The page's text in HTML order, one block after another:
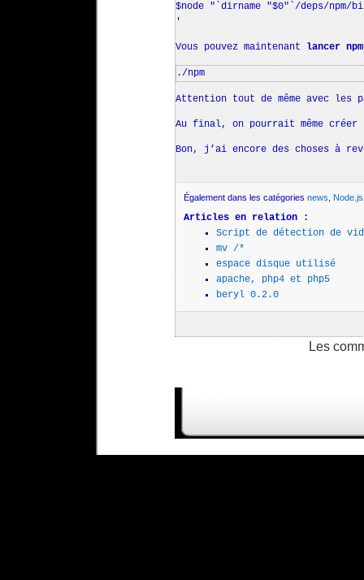
$node "`dirname "$0"`/deps/npm/
'
Vous pouvez maintenant lancer npm
./npm
Attention tout de même avec
Au final, on pourrait même créer
Bon, j’ai encore des choses à
Également dans les catégories news Node.js
Articles en relation :
Script de détection de
mv /*
espace disque utilisé
apache, php4 et php5
beryl 0.2.0
Les